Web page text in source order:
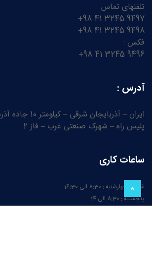
تلفنهای تماس
9497 3245 41 98+
9498 3245 41 98+
فکس :
9496 3245 41 98+
آدرس :
ایران – آذربایجان
پلیس راه – شهرک صنعتی غرب – فاز 2
ساعات کاری
شنبه تا چهارشنبه : 8:30 الی 16:30
پنجشنبه : 8:30 الی 14